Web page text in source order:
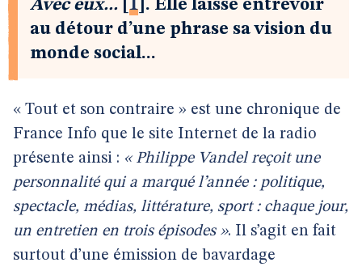
Avec eux...
1 . Elle laisse entrevoir
au détour d’une phrase sa vision du
monde social...
« Tout et son contraire » est une chronique de
France Info que le site Internet de la radio
présente ainsi : « Philippe Vandel reçoit une
personnalité qui a marqué l’année : politique,
spectacle, médias, littérature, sport : chaque jour,
un entretien en trois épisodes ». Il s’agit en fait
surtout d’une émission de bavardage